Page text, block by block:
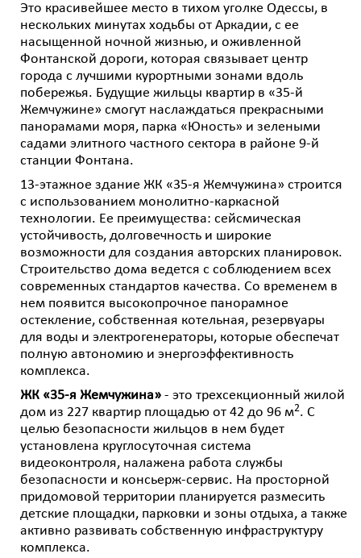
Это красивейшее место в тихом уголке Одессы, в
нескольких минутах ходьбы от Аркадии, с ее
насыщенной ночной жизнью, и оживленной
Фонтанской дороги, которая связывает центр
города с лучшими курортными зонами вдоль
побережья. Будущие жильцы квартир в «35-й
Жемчужине» смогут наслаждаться прекрасными
панорамами моря, парка «Юность» и зелеными
садами элитного частного сектора в районе 9-й
станции Фонтана.
13-этажное здание ЖК «35-я Жемчужина» строится
с использованием монолитно-каркасной
технологии. Ее преимущества: сейсмическая
устойчивость, долговечность и широкие
возможности для создания авторских планировок.
Строительство дома ведется с соблюдением всех
современных стандартов качества. Со временем в
нем появится высокопрочное панорамное
остекление, собственная котельная, резервуары
для воды и электрогенераторы, которые обеспечат
полную автономию и энергоэффективность
комплекса.
ЖК «35-я Жемчужина» - это трехсекционный жилой
дом из 227 квартир площадью от 42 до 96 м2. С
целью безопасности жильцов в нем будет
установлена круглосуточная система
видеоконтроля, налажена работа службы
безопасности и консьерж-сервис. На просторной
придомовой территории планируется размесить
детские площадки, парковки и зоны отдыха, а также
активно развивать собственную инфраструктуру
комплекса.